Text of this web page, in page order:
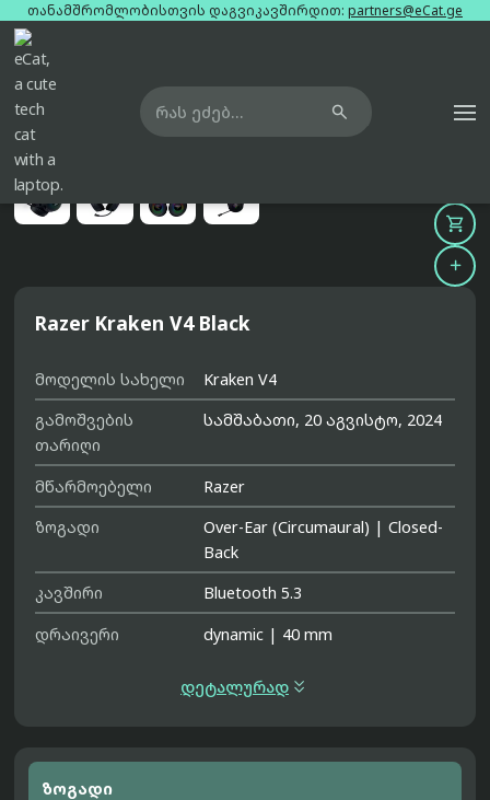
თანამშრომლობისთვის დაგვიკავშირდით: partners@eCat.ge

მთავარი ყურსასმენები

Razer Kraken V4 Black
მოდელის სახელი
Kraken V4
გამოშვების
თარიღი
სამშაბათი, 20 აგვისტო, 2024
მწარმოებელი
Razer
ზოგადი
Over-Ear (Circumaural) | Closed-
Back
კავშირი
Bluetooth 5.3
დრაივერი
dynamic| 40 mm
დეტალურად 


ზოგადი